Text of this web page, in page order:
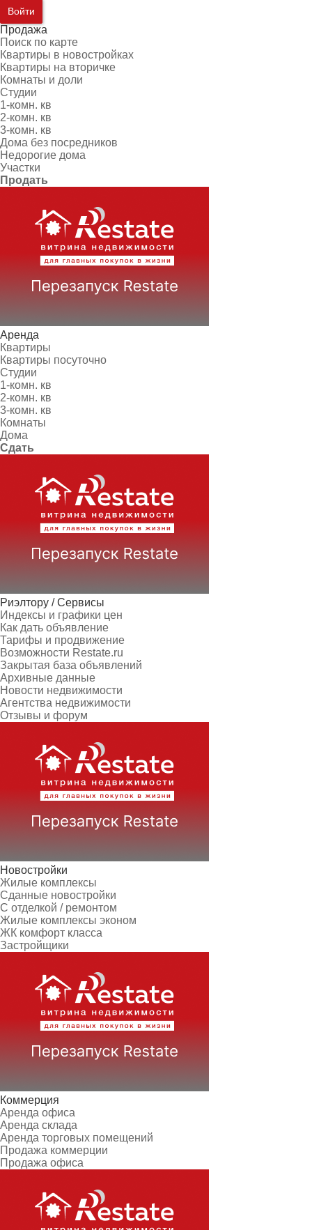
Войти
Продажа
Поиск по карте
Квартиры в новостройках
Квартиры на вторичке
Комнаты и доли
Студии
1-комн. кв
2-комн. кв
3-комн. кв
Дома без посредников
Недорогие дома
Участки
Продать
Аренда
Квартиры
Квартиры посуточно
Студии
1-комн. кв
2-комн. кв
3-комн. кв
Комнаты
Дома
Сдать
Риэлтору / Сервисы
Индексы и графики цен
Как дать объявление
Тарифы и продвижение
Возможности Restate.ru
Закрытая база объявлений
Архивные данные
Новости недвижимости
Агентства недвижимости
Отзывы и форум
Новостройки
Жилые комплексы
Сданные новостройки
С отделкой / ремонтом
Жилые комплексы эконом
ЖК комфорт класса
Застройщики
Коммерция
Аренда офиса
Аренда склада
Аренда торговых помещений
Продажа коммерции
Продажа офиса